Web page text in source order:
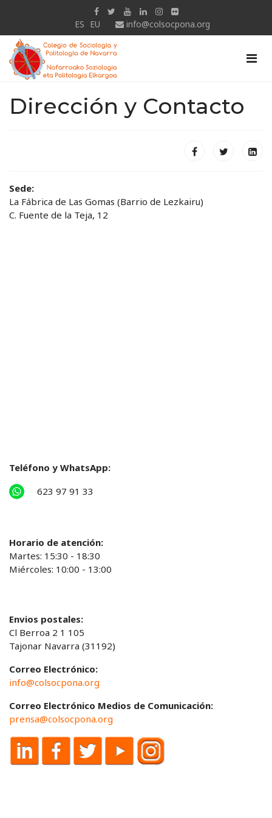
ES EU info@colsocpona.org
Dirección y Contacto
Sede:
La Fábrica de Las Gomas (Barrio de Lezkairu)
C. Fuente de la Teja, 12
Teléfono y WhatsApp:
623 97 91 33
Horario de atención:
Martes: 15:30 - 18:30
Miércoles: 10:00 - 13:00
Envios postales:
Cl Berroa 2 1 105
Tajonar Navarra (31192)
Correo Electrónico:
info@colsocpona.org
Correo Electrónico Medios de Comunicación:
prensa@colsocpona.org